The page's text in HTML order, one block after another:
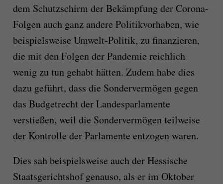
dem Schutzschirm der Bekämpfung der Corona-
Folgen auch ganz andere Politikvorhaben, wie
beispielsweise Umwelt-Politik, zu finanzieren,
die mit den Folgen der Pandemie reichlich
wenig zu tun gehabt hätten. Zudem habe dies
dazu geführt, dass die Sondervermögen gegen
das Budgetrecht der Landesparlamente
verstießen, weil die Sondervermögen teilweise
der Kontrolle der Parlamente entzogen waren.
Dies sah beispielsweise auch der Hessische
Staatsgerichtshof genauso, als er im Oktober